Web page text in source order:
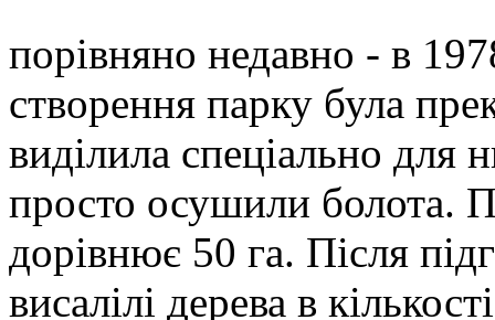
порівняно недавно - в
створення парку була
виділила спеціально для
просто осушили болота.
дорівнює 50 га. Після
висалілі дерева в